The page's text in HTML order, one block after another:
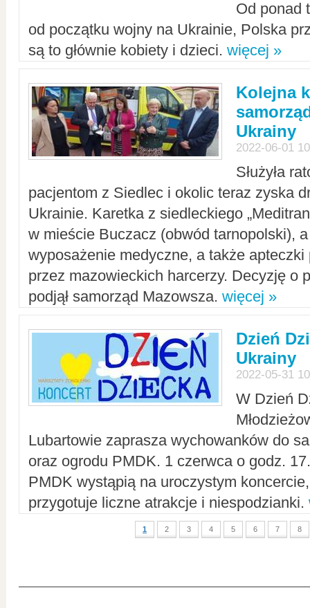
Od ponad
od początku wojny na Ukrainie, Polska
są to głównie kobiety i dzieci. więcej »
Kolejna
Ukrainy
2022-06-01
Służyła
pacjentom z Siedlec i okolic teraz zyska
Ukrainie. Karetka z siedleckiego
w mieście Buczacz (obwód tarnopolski),
wyposażenie medyczne, a także apteczki
przez mazowieckich harcerzy. Decyzję o
podjął samorząd Mazowsza. więcej »
Dzień
Ukrainy
2022-05-31
W Dzień
Lubartowie zaprasza wychowanków do
oraz ogrodu PMDK. 1 czerwca o godz.
PMDK wystąpią na uroczystym
przygotuje liczne atrakcje i niespodzianki.
1 2 3 4 5 6 7 8